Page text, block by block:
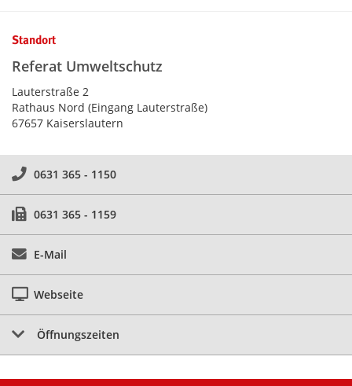
Standort
Referat Umweltschutz
Lauterstraße 2
Rathaus Nord (Eingang Lauterstraße)
67657 Kaiserslautern
0631 365 - 1150
0631 365 - 1159
E-Mail
Webseite
Öffnungszeiten